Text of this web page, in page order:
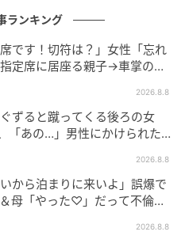
ランキング
です！切符は？」女性「忘れ
定席に居座る親子→車掌の注
2026.8.8
ずると蹴ってくる後ろの女
あの…」男性にかけられた驚
2026.8.8
から泊まりに来いよ」誤爆で
母「やった♡」だって不倫相
2026.8.8